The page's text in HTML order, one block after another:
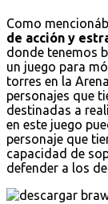
Como
de acción y
donde tenemos
un juego para
torres en la
personajes que
destinadas a
en este juego
personaje que
capacidad de
defender a los